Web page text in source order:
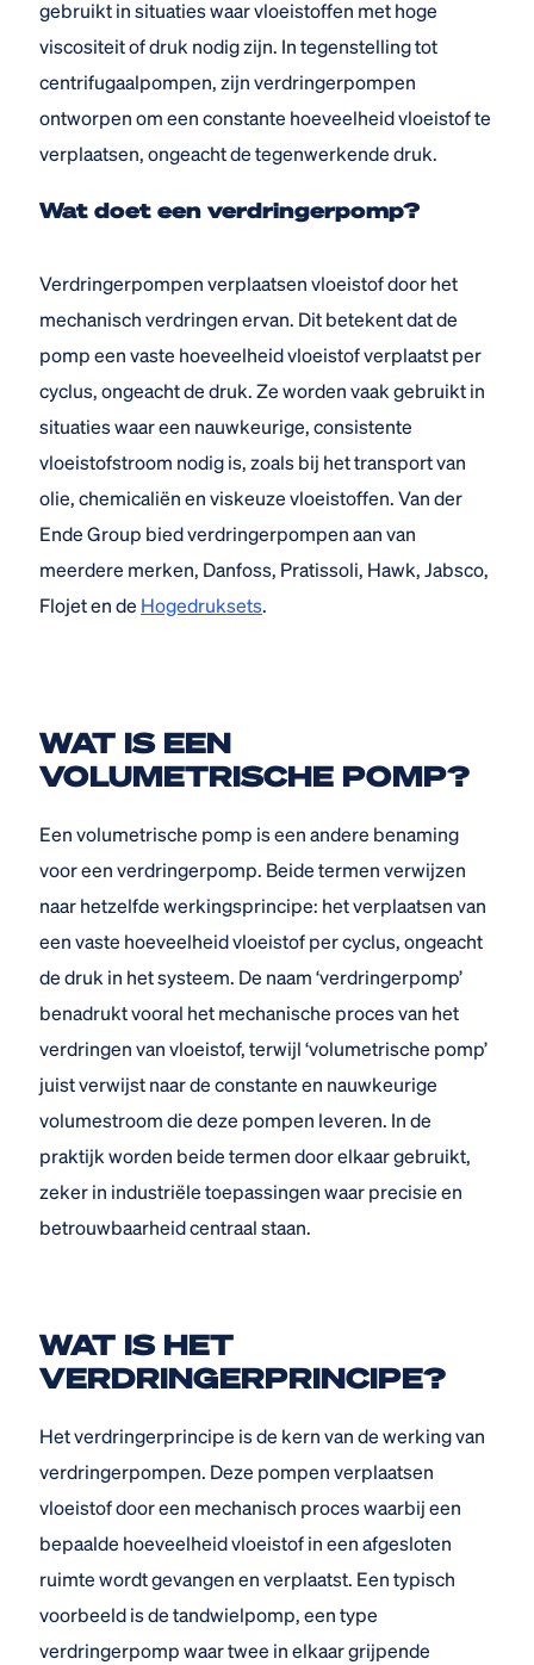
gebruikt in situaties waar vloeistoffen met hoge
viscositeit of druk nodig zijn. In tegenstelling tot
centrifugaalpompen, zijn verdringerpompen
ontworpen om een constante hoeveelheid vloeistof te
verplaatsen, ongeacht de tegenwerkende druk.
Wat doet een verdringerpomp?
Verdringerpompen verplaatsen vloeistof door het
mechanisch verdringen ervan. Dit betekent dat de
pomp een vaste hoeveelheid vloeistof verplaatst per
cyclus, ongeacht de druk. Ze worden vaak gebruikt in
situaties waar een nauwkeurige, consistente
vloeistofstroom nodig is, zoals bij het transport van
olie, chemicaliën en viskeuze vloeistoffen. Van der
Ende Group bied verdringerpompen aan van
meerdere merken, Danfoss, Pratissoli, Hawk, Jabsco,
Flojet en de Hogedruksets.
WAT IS EEN
VOLUMETRISCHE POMP?
Een volumetrische pomp is een andere benaming
voor een verdringerpomp. Beide termen verwijzen
naar hetzelfde werkingsprincipe: het verplaatsen van
een vaste hoeveelheid vloeistof per cyclus, ongeacht
de druk in het systeem. De naam ‘verdringerpomp’
benadrukt vooral het mechanische proces van het
verdringen van vloeistof, terwijl ‘volumetrische pomp’
juist verwijst naar de constante en nauwkeurige
volumestroom die deze pompen leveren. In de
praktijk worden beide termen door elkaar gebruikt,
zeker in industriële toepassingen waar precisie en
betrouwbaarheid centraal staan.
WAT IS HET
VERDRINGERPRINCIPE?
Het verdringerprincipe is de kern van de werking van
verdringerpompen. Deze pompen verplaatsen
vloeistof door een mechanisch proces waarbij een
bepaalde hoeveelheid vloeistof in een afgesloten
ruimte wordt gevangen en verplaatst. Een typisch
voorbeeld is de tandwielpomp, een type
verdringerpomp waar twee in elkaar grijpende